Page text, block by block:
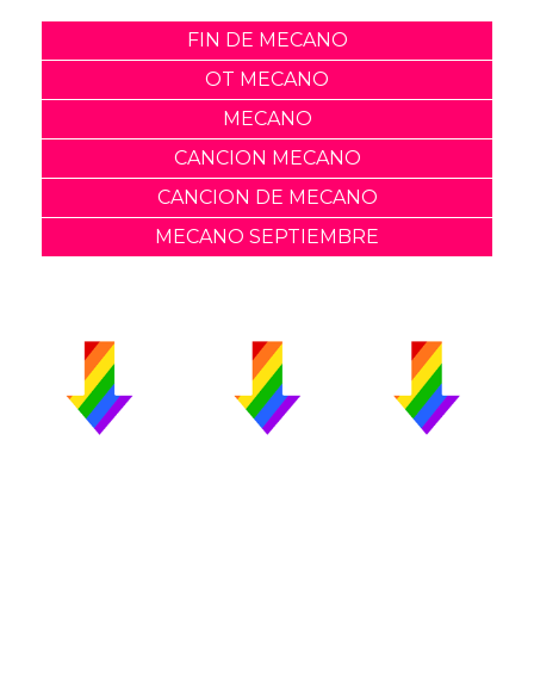
FIN DE MECANO
OT MECANO
MECANO
CANCION MECANO
CANCION DE MECANO
MECANO SEPTIEMBRE